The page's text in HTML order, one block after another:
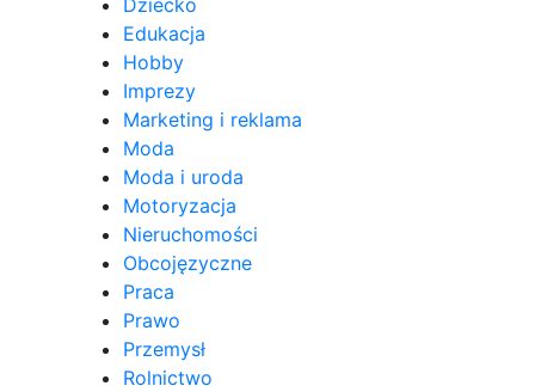
Dziecko
Edukacja
Hobby
Imprezy
Marketing i reklama
Moda
Moda i uroda
Motoryzacja
Nieruchomości
Obcojęzyczne
Praca
Prawo
Przemysł
Rolnictwo